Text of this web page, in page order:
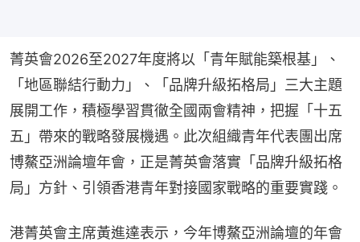
菁英會2026至2027年度將以「青年賦能築根基」、
「地區聯結行動力」、「品牌升級拓格局」三大主題
展開工作，積極學習貫徹全國兩會精神，把握「十五
五」帶來的戰略發展機遇。此次組織青年代表團出席
博鰲亞洲論壇年會，正是菁英會落實「品牌升級拓格
局」方針、引領香港青年對接國家戰略的重要實踐。
港菁英會主席黃進達表示，今年博鰲亞洲論壇的年會